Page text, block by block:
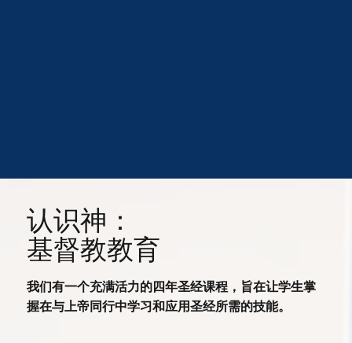
认识神：
基督教教育
我们有一个充满活力的四年圣经课程，旨在让学生掌
握在与上帝同行中学习和应用圣经所需的技能。